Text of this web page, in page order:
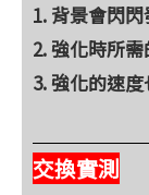
1. 背景會閃
2. 強化時所
3. 強化的速
交換實測